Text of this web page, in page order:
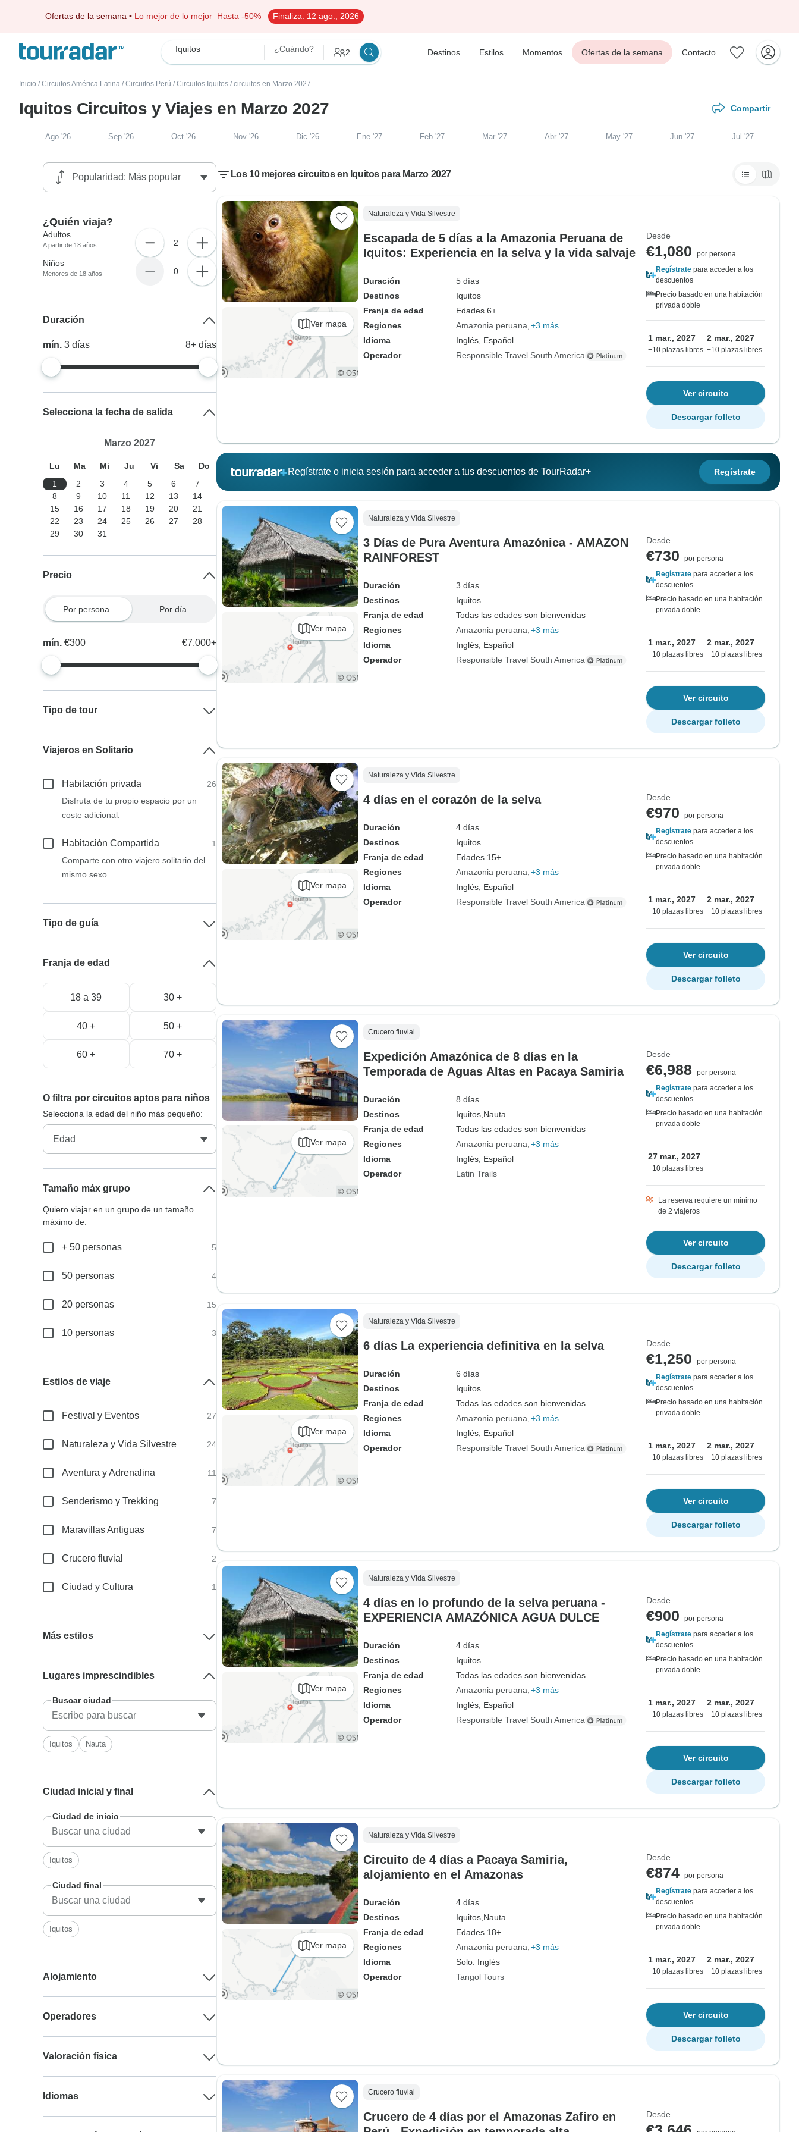
Ofertas de la semana • Lo mejor de lo mejor Hasta -50% Finaliza: 12 ago., 2026
Iquitos ¿Cuándo? 2 Destinos Estilos Momentos Ofertas de la semana Contacto
Inicio / Circuitos América Latina / Circuitos Perú / Circuitos Iquitos / circuitos en Marzo 2027
Iquitos Circuitos y Viajes en Marzo 2027 Compartir
Ago '26 Sep '26 Oct '26 Nov '26 Dic '26 Ene '27 Feb '27 Mar '27 Abr '27 May '27 Jun '27 Jul '27
Los 10 mejores circuitos en Iquitos para Marzo 2027
Ver mapa
Naturaleza y Vida Silvestre
Escapada de 5 días a la Amazonia Peruana de
Iquitos: Experiencia en la selva y la vida salvaje
Duración
5 días
Destinos
Iquitos
Franja de edad
Edades 6+
Regiones
Amazonia peruana +3 más
Idioma
Inglés, Español
Operador
Responsible Travel South America
Desde
€1,080
por persona
Regístrate para acceder a los
descuentos
Precio basado en una habitación
privada doble
1 mar., 2027
+10 plazas libres
2 mar., 2027
+10 plazas libres
Ver circuito
Descargar folleto
Regístrate o inicia sesión para acceder a tus descuentos de TourRadar+ Regístrate
Ver mapa
Naturaleza y Vida Silvestre
3 Días de Pura Aventura Amazónica - AMAZON
RAINFOREST
Duración
3 días
Destinos
Iquitos
Franja de edad
Todas las edades son bienvenidas
Regiones
Amazonia peruana +3 más
Idioma
Inglés, Español
Operador
Responsible Travel South America
Desde
€730
por persona
Regístrate para acceder a los
descuentos
Precio basado en una habitación
privada doble
1 mar., 2027
+10 plazas libres
2 mar., 2027
+10 plazas libres
Ver circuito
Descargar folleto
Ver mapa
Naturaleza y Vida Silvestre
4 días en el corazón de la selva
Duración
4 días
Destinos
Iquitos
Franja de edad
Edades 15+
Regiones
Amazonia peruana +3 más
Idioma
Inglés, Español
Operador
Responsible Travel South America
Desde
€970
por persona
Regístrate para acceder a los
descuentos
Precio basado en una habitación
privada doble
1 mar., 2027
+10 plazas libres
2 mar., 2027
+10 plazas libres
Ver circuito
Descargar folleto
Ver mapa
Crucero fluvial
Expedición Amazónica de 8 días en la
Temporada de Aguas Altas en Pacaya Samiria
Duración
8 días
Destinos
Iquitos, Nauta
Franja de edad
Todas las edades son bienvenidas
Regiones
Amazonia peruana +3 más
Idioma
Inglés, Español
Operador
Latin Trails
Desde
€6,988
por persona
Regístrate para acceder a los
descuentos
Precio basado en una habitación
privada doble
27 mar., 2027
+10 plazas libres
La reserva requiere un mínimo
de 2 viajeros
Ver circuito
Descargar folleto
Ver mapa
Naturaleza y Vida Silvestre
6 días La experiencia definitiva en la selva
Duración
6 días
Destinos
Iquitos
Franja de edad
Todas las edades son bienvenidas
Regiones
Amazonia peruana +3 más
Idioma
Inglés, Español
Operador
Responsible Travel South America
Desde
€1,250
por persona
Regístrate para acceder a los
descuentos
Precio basado en una habitación
privada doble
1 mar., 2027
+10 plazas libres
2 mar., 2027
+10 plazas libres
Ver circuito
Descargar folleto
Ver mapa
Naturaleza y Vida Silvestre
4 días en lo profundo de la selva peruana -
EXPERIENCIA AMAZÓNICA AGUA DULCE
Duración
4 días
Destinos
Iquitos
Franja de edad
Todas las edades son bienvenidas
Regiones
Amazonia peruana +3 más
Idioma
Inglés, Español
Operador
Responsible Travel South America
Desde
€900
por persona
Regístrate para acceder a los
descuentos
Precio basado en una habitación
privada doble
1 mar., 2027
+10 plazas libres
2 mar., 2027
+10 plazas libres
Ver circuito
Descargar folleto
Ver mapa
Naturaleza y Vida Silvestre
Circuito de 4 días a Pacaya Samiria,
alojamiento en el Amazonas
Duración
4 días
Destinos
Iquitos, Nauta
Franja de edad
Edades 18+
Regiones
Amazonia peruana +3 más
Idioma
Solo: Inglés
Operador
Tangol Tours
Desde
€874 por persona
Regístrate para acceder a los
descuentos
Precio basado en una habitación
privada doble
1 mar., 2027
+10 plazas libres
2 mar., 2027
+10 plazas libres
Ver circuito
Descargar folleto
Crucero fluvial
Crucero de 4 días por el Amazonas Zafiro en
Desde
¿Quién viaja?
Adultos
A partir de 18 años 2
Niños
Menores de 18 años 0
Duración
mín.3días 8+ días
Selecciona la fecha de salida
Marzo 2027
Lu Ma Mi Ju Vi Sa
Do
1
2 3 4 5 6
7
8
9 10 11 12 13
14
15
16 17 18 19 20
21
22
23 24 25 26 27
28
29
30 31
Precio
Por persona Por día
mín.€300 €7,000+
Tipo de tour
Viajeros en Solitario
Habitación privada
26
Disfruta de tu propio espacio por un
coste adicional.
Habitación Compartida
1
Comparte con otro viajero solitario del
mismo sexo.
Tipo de guía
Franja de edad
18 a 39 30 +
40 + 50 +
60 + 70 +
O filtra por circuitos aptos para niños
Selecciona la edad del niño más pequeño:
Tamaño máx grupo
Quiero viajar en un grupo de un tamaño
máximo de:
+ 50 personas 5
50 personas 4
20 personas 15
10 personas 3
Estilos de viaje
Festival y Eventos 27
Naturaleza y Vida Silvestre 24
Aventura y Adrenalina 11
Senderismo y Trekking 7
Maravillas Antiguas 7
Crucero fluvial 2
Ciudad y Cultura 1
Más estilos
Lugares imprescindibles
Buscar ciudad
Iquitos Nauta
Ciudad inicial y final
Ciudad de inicio
Iquitos
Ciudad final
Iquitos
Alojamiento
Operadores
Valoración física
Idiomas